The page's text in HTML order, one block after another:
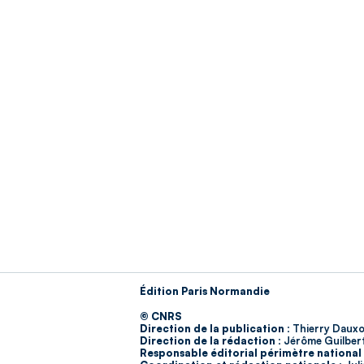
Édition Paris Normandie
© CNRS
Direction de la publication : Thierry
Direction de la rédaction : Jérôme
Responsable éditorial périmètre national